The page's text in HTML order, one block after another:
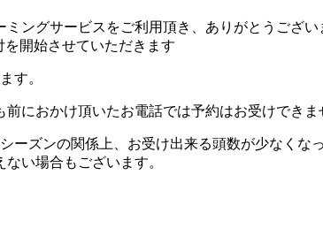
ングサービスをご利用頂き、ありがとうござい
を開始させていただきます
す。
におかけ頂いたお電話では予約はお受けできま
ーズンの関係上、お受け出来る頭数が少なくな
い場合もございます。